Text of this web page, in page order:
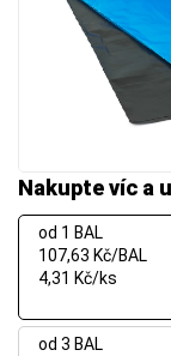
Nakupte víc a
od 1 BAL
107,63 Kč/BAL
4,31 Kč/ks
od 3 BAL